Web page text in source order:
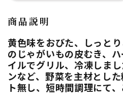
商品説明
黄色味をおびた、しっと
のじゃがいもの皮むき、
イルでグリル、冷凍しま
ンなど、野菜を主材とし
ト無し、短時間調理にて